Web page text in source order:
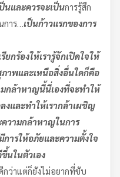
นและควรจะเป็นการรู้สึก
การ…เป็นก้าวแรกของการ
รียกร้องให้เรารู้จักเปิดใจให้
าพและเหนือสิ่งอื่นใดก็คือ
กล้าหาญนี้นี่เองที่จะทำให้
งและทำให้เรากล้าเผชิญ
วามกล้าหาญในการ
การให้อภัยและความตั้งใจ
นในตัวเอง
ว่าแต่ก็ยังไม่อยากที่ขับ